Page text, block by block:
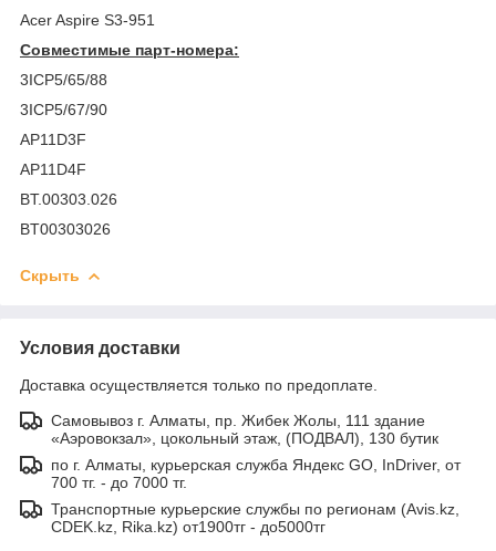
Acer Aspire S3-951
Совместимые парт-номера:
3ICP5/65/88
3ICP5/67/90
AP11D3F
AP11D4F
BT.00303.026
BT00303026
Скрыть
Условия доставки
Доставка осуществляется только по предоплате.
Самовывоз г. Алматы, пр. Жибек Жолы, 111 здание
«Аэровокзал», цокольный этаж, (ПОДВАЛ), 130 бутик
по г. Алматы, курьерская служба Яндекс GO, InDriver, от
700 тг. - до 7000 тг.
Транспортные курьерские службы по регионам (Avis.kz,
CDEK.kz, Rika.kz) от1900тг - до5000тг